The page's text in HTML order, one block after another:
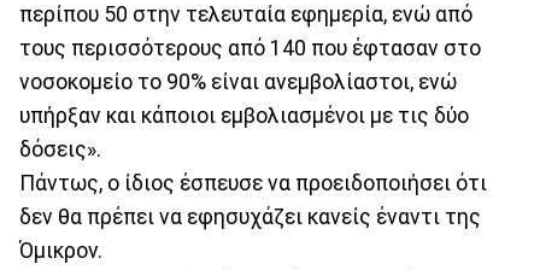
περίπου 50 στην τελευταία εφημερία, ενώ από
τους περισσότερους από 140 που έφτασαν στο
νοσοκομείο το 90% είναι ανεμβολίαστοι, ενώ
υπήρξαν και κάποιοι εμβολιασμένοι με τις δύο
δόσεις».
Πάντως, ο ίδιος έσπευσε να προειδοποιήσει ότι
δεν θα πρέπει να εφησυχάζει κανείς έναντι της
Όμικρον.